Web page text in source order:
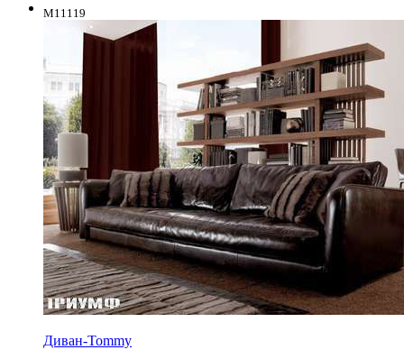
M11119
Диван-Tommy